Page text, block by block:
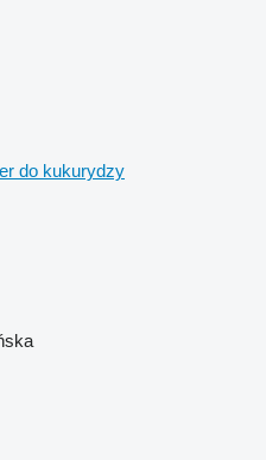
do kukurydzy